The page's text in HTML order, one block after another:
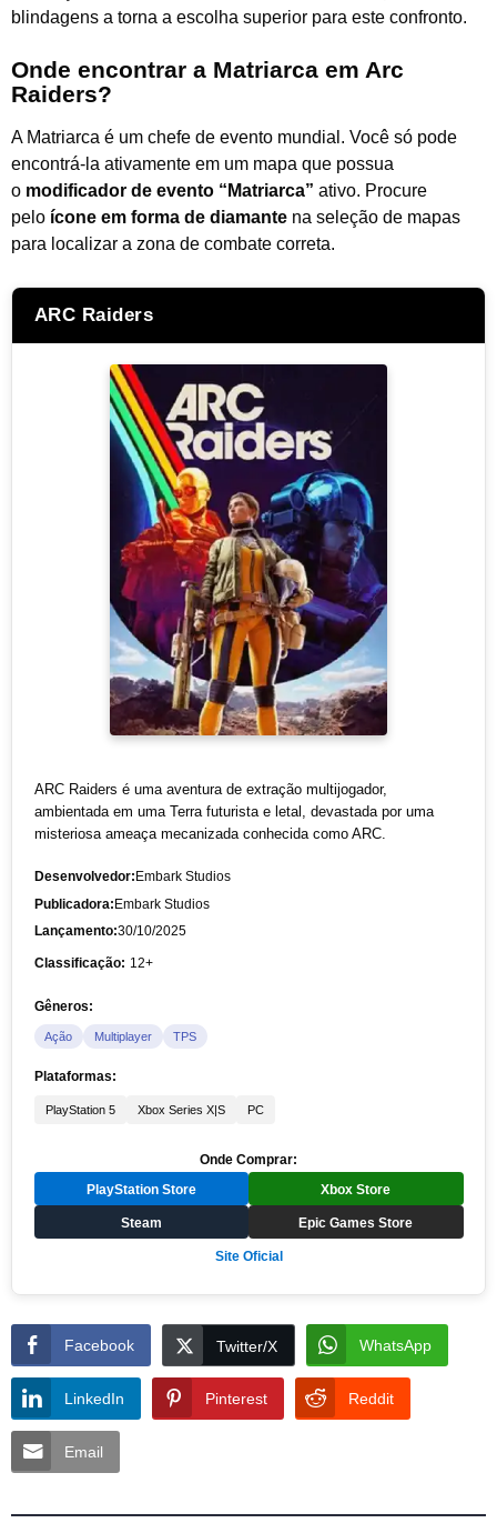
blindagens a torna a escolha superior para este confronto.
Onde encontrar a Matriarca em Arc
Raiders?
A Matriarca é um chefe de evento mundial. Você só pode
encontrá-la ativamente em um mapa que possua
o modificador de evento “Matriarca” ativo. Procure
pelo ícone em forma de diamante na seleção de mapas
para localizar a zona de combate correta.
ARC Raiders
ARC Raiders é uma aventura de extração multijogador,
ambientada em uma Terra futurista e letal, devastada por uma
misteriosa ameaça mecanizada conhecida como ARC.
Desenvolvedor: Embark Studios
Publicadora:Embark Studios
Lançamento:30/10/2025
Classificação: 12+
Gêneros:
Ação Multiplayer TPS
Plataformas:
PlayStation 5 Xbox Series X|S PC
Onde Comprar:
PlayStation Store Xbox Store
Steam Epic Games Store
Site Oficial
Facebook Twitter/X WhatsApp
LinkedIn Pinterest Reddit
Email